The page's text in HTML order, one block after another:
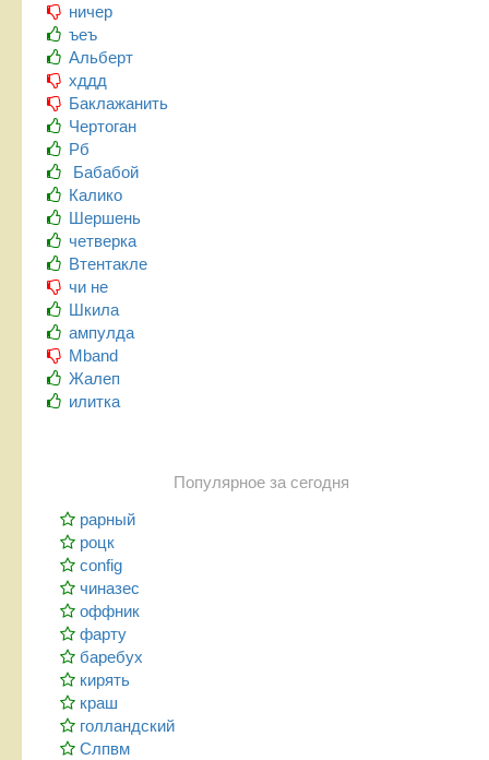
ничер
ъеъ
Альберт
хддд
Баклажанить
Чертоган
Рб
Бабабой
Калико
Шершень
четверка
Втентакле
чи не
Шкила
ампулда
Mband
Жалеп
илитка
Популярное за сегодня
рарный
роцк
config
чиназес
оффник
фарту
баребух
кирять
краш
голландский
Слпвм